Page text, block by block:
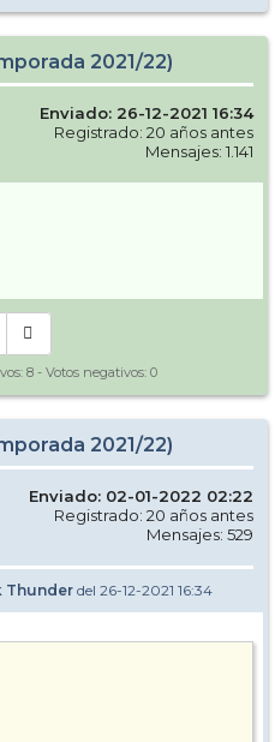
2021/22)
Enviado: 26-12-2021 16:34
Registrado: 20 años antes
Mensajes: 1.141
8 - Votos negativos: 0
2021/22)
Enviado: 02-01-2022 02:22
Registrado: 20 años antes
Mensajes: 529
Thunderdel 26-12-2021 16:34